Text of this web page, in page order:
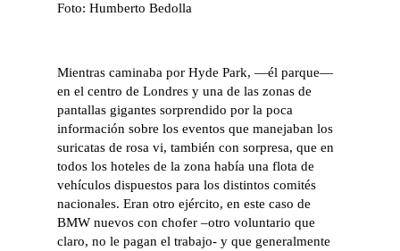
Foto: Humberto Bedolla
Mientras caminaba por Hyde Park, —él parque—
en el centro de Londres y una de las zonas de
pantallas gigantes sorprendido por la poca
información sobre los eventos que manejaban los
suricatas de rosa vi, también con sorpresa, que en
todos los hoteles de la zona había una flota de
vehículos dispuestos para los distintos comités
nacionales. Eran otro ejército, en este caso de
BMW nuevos con chofer –otro voluntario que
claro, no le pagan el trabajo- y que generalmente